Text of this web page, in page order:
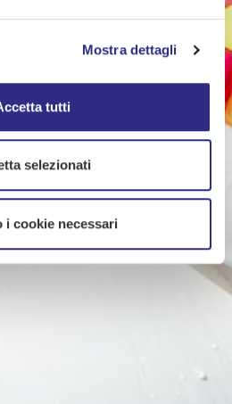
Mostra dettagli
tutti
selezionati
i cookie necessari